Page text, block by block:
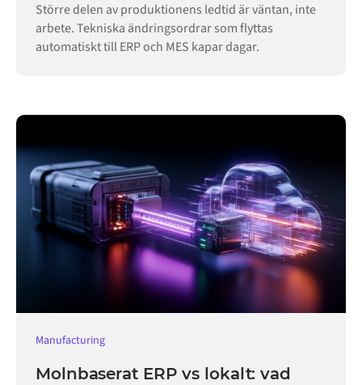
Större delen av produktionens ledtid är väntan, inte
arbete. Tekniska ändringsordrar som flyttas
automatiskt till ERP och MES kapar dagar.
Manufacturing
Molnbaserat ERP vs lokalt: vad